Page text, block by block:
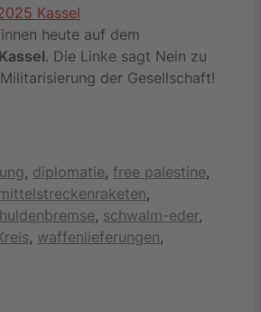
heute auf dem
Kassel. Die Linke sagt Nein zu
der Gesell­schaft!
, diplomatie, free palestine,
,
, schwalm-eder,
, waffenlieferungen,